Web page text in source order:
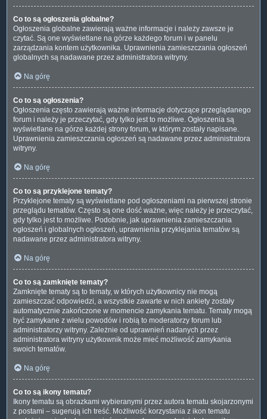
Co to są ogłoszenia globalne?
Ogłoszenia globalne zawierają ważne informacje i należy zawsze je
czytać. Są one wyświetlane na górze każdego forum i w panelu
zarządzania kontem użytkownika. Uprawnienia zamieszczania ogłoszeń
globalnych są nadawane przez administratora witryny.
Na górę
Co to są ogłoszenia?
Ogłoszenia często zawierają ważne informacje dotyczące przeglądanego
forum i należy je przeczytać, gdy tylko jest to możliwe. Ogłoszenia są
wyświetlane na górze każdej strony forum, w którym zostały napisane.
Uprawnienia zamieszczania ogłoszeń są nadawane przez administratora
witryny.
Na górę
Co to są przyklejone tematy?
Przyklejone tematy są wyświetlane pod ogłoszeniami na pierwszej stronie
przeglądu tematów. Często są one dość ważne, więc należy je przeczytać,
gdy tylko jest to możliwe. Podobnie, jak uprawnienia zamieszczania
ogłoszeń i globalnych ogłoszeń, uprawnienia przyklejania tematów są
nadawane przez administratora witryny.
Na górę
Co to są zamknięte tematy?
Zamknięte tematy są to tematy, w których użytkownicy nie mogą
zamieszczać odpowiedzi, a wszystkie zawarte w nich ankiety zostały
automatycznie zakończone w momencie zamykania tematu. Tematy mogą
być zamykane z wielu powodów i robią to moderatorzy forum lub
administratorzy witryny. Zależnie od uprawnień nadanych przez
administratora witryny użytkownik może mieć możliwość zamykania
swoich tematów.
Na górę
Co to są ikony tematu?
Ikony tematu są obrazkami wybieranymi przez autora tematu skojarzonymi
z postami – sugerują ich treść. Możliwość korzystania z ikon tematu